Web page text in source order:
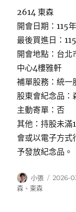
2614 東森
開會日期：115
最後買進日：
開會地點：台北
中心4樓雅軒
補單股務：統一
股東會紀念品：
主動寄單：否
其他：持股未滿
會或以電子方式
予發放紀念品。
作
者
小張
發
2026-
森 、 東森